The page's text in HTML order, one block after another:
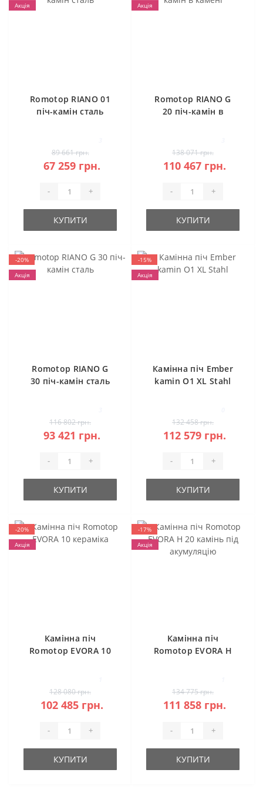
Акція
Romotop RIANO 01
піч-камін сталь
89 661 грн.
67 259 грн.
- +
КУПИТИ
Акція
Romotop RIANO G
20 піч-камін в
138 071 грн.
110 467 грн.
- +
КУПИТИ
-20%
Акція
Romotop RIANO G
30 піч-камін сталь
116 802 грн.
93 421 грн.
- +
КУПИТИ
-15%
Акція
Камінна піч Ember
kamin O1 XL Stahl
132 458 грн.
112 579 грн.
- +
КУПИТИ
-20%
Акція
Камінна піч
Romotop EVORA 10
128 080 грн.
102 485 грн.
- +
КУПИТИ
-17%
Акція
Камінна піч
Romotop EVORA H
134 775 грн.
111 858 грн.
- +
КУПИТИ